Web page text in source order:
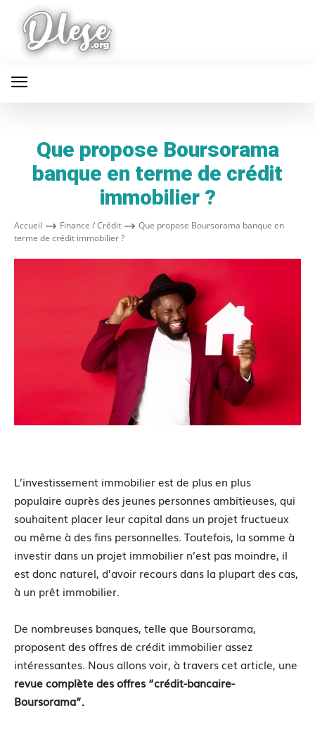
Que propose Boursorama
banque en terme de crédit
immobilier ?
Accueil Finance / Crédit
Que propose Boursorama banque en
terme de crédit immobilier ?
L’investissement immobilier est de plus en plus
populaire auprès des jeunes personnes ambitieuses, qui
souhaitent placer leur capital dans un projet fructueux
ou même à des fins personnelles. Toutefois, la somme à
investir dans un projet immobilier n’est pas moindre, il
est donc naturel, d’avoir recours dans la plupart des cas,
à un prêt immobilier.
De nombreuses banques, telle que Boursorama,
proposent des offres de crédit immobilier assez
intéressantes. Nous allons voir, à travers cet article, une
revue complète des offres “crédit-bancaire-
Boursorama”.